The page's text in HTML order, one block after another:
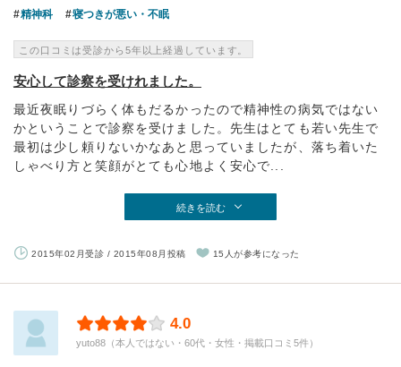
精神科 寝つきが悪い・不眠
この口コミは受診から5年以上経過しています。
安心して診察を受けれました。
最近夜眠りづらく体もだるかったので精神性の病気ではない
かということで診察を受けました。先生はとても若い先生で
最初は少し頼りないかなあと思っていましたが、落ち着いた
しゃべり方と笑顔がとても心地よく安心で...
続きを読む
2015年02月受診 / 2015年08月投稿 15人が参考になった
4.0
yuto88（本人ではない・60代・女性・掲載口コミ5件）